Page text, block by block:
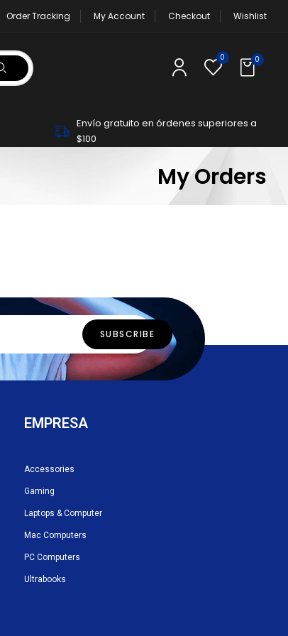
Order Tracking My Account Checkout Wishlist
0 0
Envío gratuito en órdenes superiores a
$100
My Orders
EMPRESA
Accessories
Gaming
Laptops & Computer
Mac Computers
PC Computers
Ultrabooks